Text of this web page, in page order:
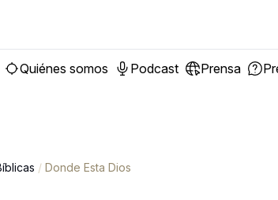
Quiénes somos Podcast Prensa
/ Donde Esta Dios